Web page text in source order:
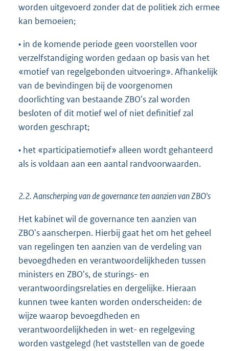
worden uitgevoerd zonder dat de politiek zich ermee
kan bemoeien;
• in de komende periode geen voorstellen voor
verzelfstandiging worden gedaan op basis van het
«motief van regelgebonden uitvoering». Afhankelijk
van de bevindingen bij de voorgenomen
doorlichting van bestaande ZBO's zal worden
besloten of dit motief wel of niet definitief zal
worden geschrapt;
• het «participatiemotief» alleen wordt gehanteerd
als is voldaan aan een aantal randvoorwaarden.
2.2. Aanscherping van de governance ten aanzien van ZBO's
Het kabinet wil de governance ten aanzien van
ZBO's aanscherpen. Hierbij gaat het om het geheel
van regelingen ten aanzien van de verdeling van
bevoegdheden en verantwoordelijkheden tussen
ministers en ZBO's, de sturings- en
verantwoordingsrelaties en dergelijke. Hieraan
kunnen twee kanten worden onderscheiden: de
wijze waarop bevoegdheden en
verantwoordelijkheden in wet- en regelgeving
worden vastgelegd (het vaststellen van de goede